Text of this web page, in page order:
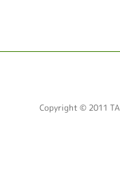
Copyright © 2011